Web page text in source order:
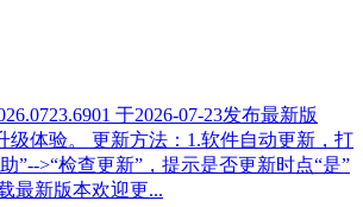
于2026-07-23发布最新版
级体验。 更新方法：1.软件自动更新，打
”-->“检查更新”，提示是否更新时点“是”
最新版本欢迎更...